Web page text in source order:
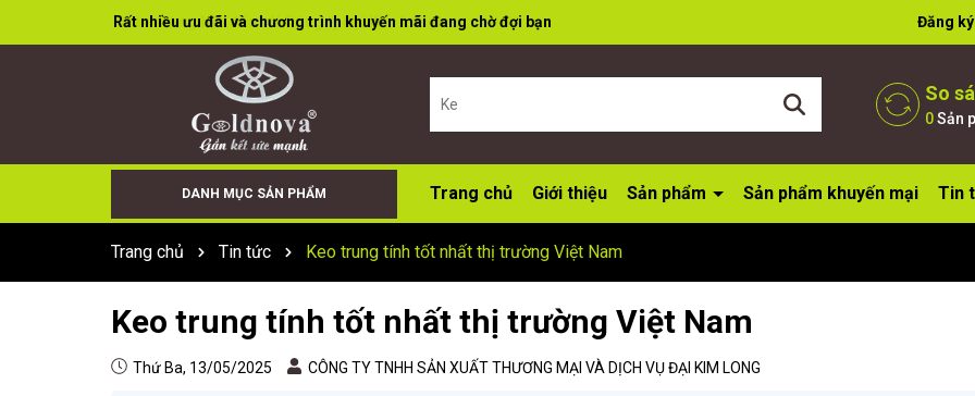
Rất nhiều ưu đãi và chương trình khuyến mãi đang chờ đợi bạn Đăng ký
So
0Sản
DANH MỤC SẢN PHẨM Trang chủ Giới thiệu Sản phẩm Sản phẩm khuyến mại Tin
Trang chủ Tin tức Keo trung tính tốt nhất thị trường Việt Nam
Keo trung tính tốt nhất thị trường Việt Nam
Thứ Ba, 13/05/2025 CÔNG TY TNHH SẢN XUẤT THƯƠNG MẠI VÀ DỊCH VỤ ĐẠI KIM LONG